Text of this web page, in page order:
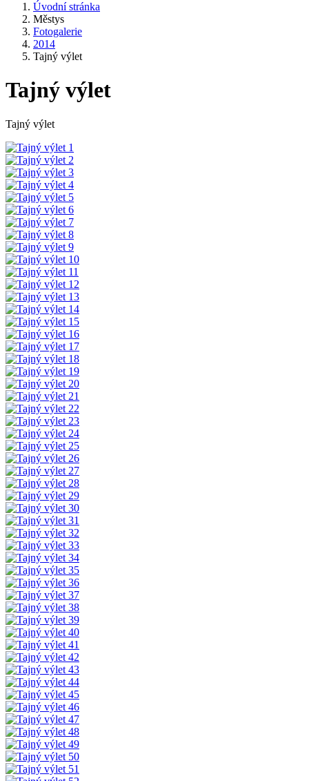
Úvodní stránka
Městys
Fotogalerie
2014
Tajný výlet
Tajný výlet
Tajný výlet